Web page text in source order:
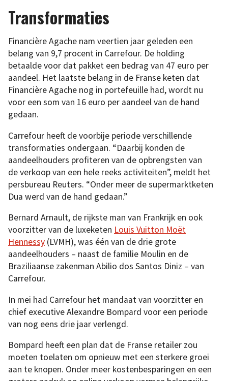
Transformaties
Financière Agache nam veertien jaar geleden een
belang van 9,7 procent in Carrefour. De holding
betaalde voor dat pakket een bedrag van 47 euro per
aandeel. Het laatste belang in de Franse keten dat
Financière Agache nog in portefeuille had, wordt nu
voor een som van 16 euro per aandeel van de hand
gedaan.
Carrefour heeft de voorbije periode verschillende
transformaties ondergaan. “Daarbij konden de
aandeelhouders profiteren van de opbrengsten van
de verkoop van een hele reeks activiteiten”, meldt het
persbureau Reuters. “Onder meer de supermarktketen
Dua werd van de hand gedaan.”
Bernard Arnault, de rijkste man van Frankrijk en ook
voorzitter van de luxeketen Louis Vuitton Moët
Hennessy (LVMH), was één van de drie grote
aandeelhouders – naast de familie Moulin en de
Braziliaanse zakenman Abilio dos Santos Diniz – van
Carrefour.
In mei had Carrefour het mandaat van voorzitter en
chief executive Alexandre Bompard voor een periode
van nog eens drie jaar verlengd.
Bompard heeft een plan dat de Franse retailer zou
moeten toelaten om opnieuw met een sterkere groei
aan te knopen. Onder meer kostenbesparingen en een